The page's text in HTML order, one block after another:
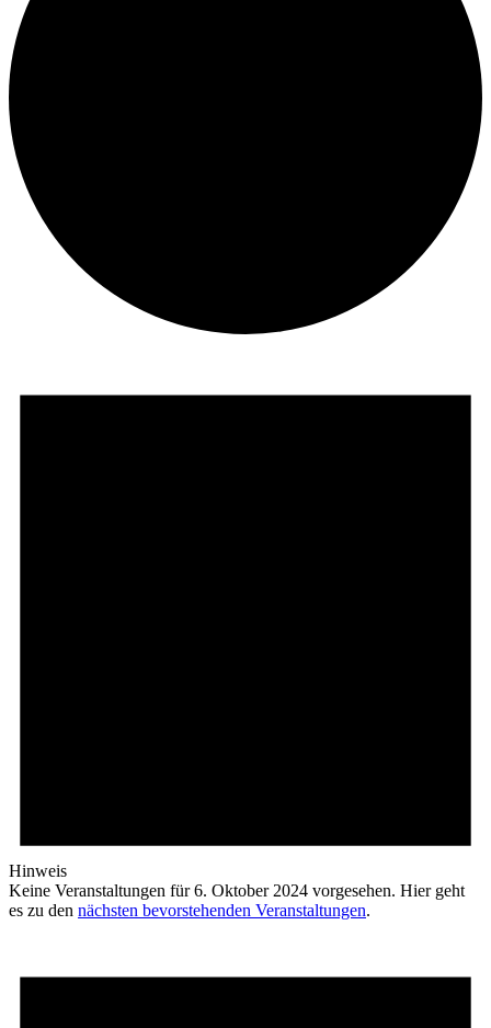
Hinweis
Keine Veranstaltungen für 6. Oktober 2024 vorgesehen. Hier geht
es zu den nächsten bevorstehenden Veranstaltungen.